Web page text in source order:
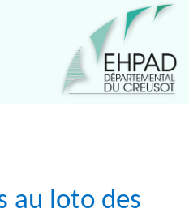
au loto des